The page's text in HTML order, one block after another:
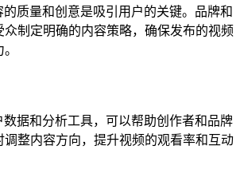
的质量和创意是吸引用户的关键。品牌和
制定明确的内容策略，确保发布的视频
数据和分析工具，可以帮助创作者和品牌
调整内容方向，提升视频的观看率和互动